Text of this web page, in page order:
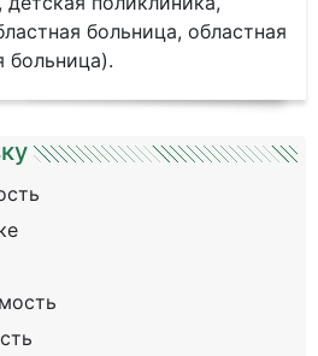
больница, областная
больница).